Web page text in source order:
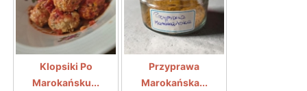
Klopsiki Po
Marokańsku...
Przyprawa
Marokańska...